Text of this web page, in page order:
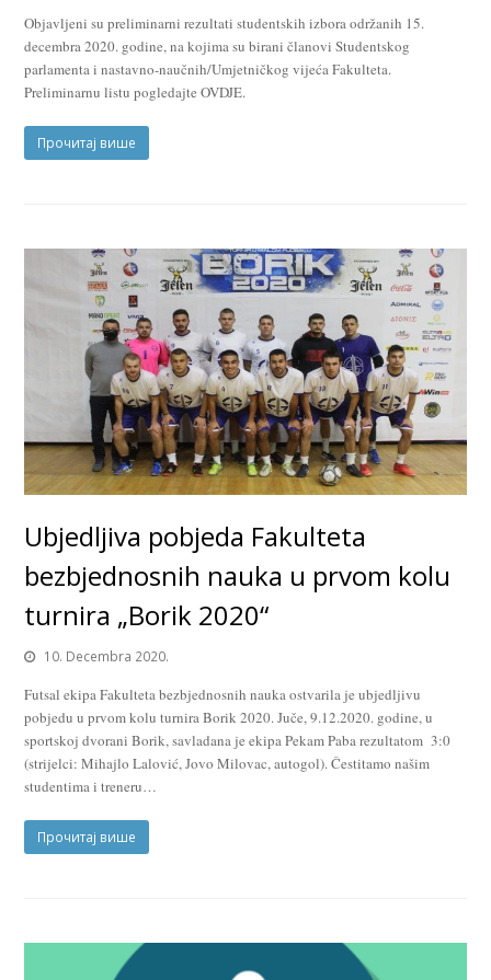
Objavljeni su preliminarni rezultati studentskih izbora održanih 15.
decembra 2020. godine, na kojima su birani članovi Studentskog
parlamenta i nastavno-naučnih/Umjetničkog vijeća Fakulteta.
Preliminarnu listu pogledajte OVDJE.
Прочитај више
Ubjedljiva pobjeda Fakulteta
bezbjednosnih nauka u prvom kolu
turnira „Borik 2020“
10. Decembra 2020.
Futsal ekipa Fakulteta bezbjednosnih nauka ostvarila je ubjedljivu
pobjedu u prvom kolu turnira Borik 2020. Juče, 9.12.2020. godine, u
sportskoj dvorani Borik, savladana je ekipa Pekam Paba rezultatom 3:0
(strijelci: Mihajlo Lalović, Jovo Milovac, autogol). Čestitamo našim
studentima i treneru…
Прочитај више